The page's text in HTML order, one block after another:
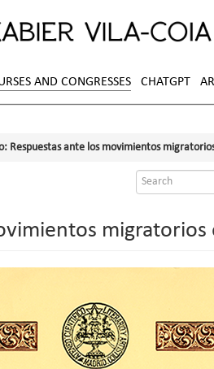
AND CONGRESSES CHATGPT
Respuestas ante los movimientos
Search
migratorios